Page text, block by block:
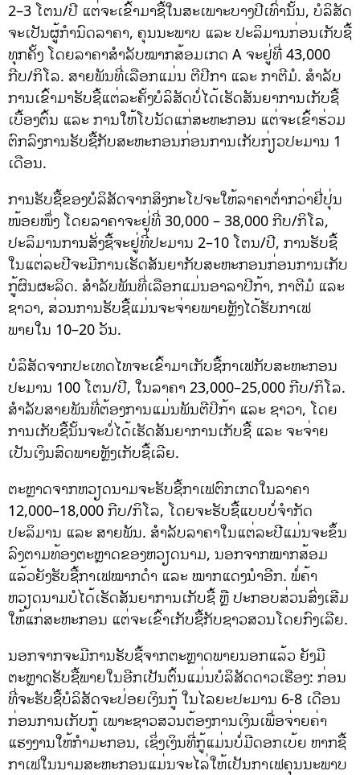
2–3 ໂຕນ/ປີ ແຕ່ຈະເຂົ້າມາຊື້ໃນສະເພາະບາງປີເທົ່ານັ້ນ, ບໍລິສັດ
ຈະເປັນຜູ້ກຳນົດລາຄາ, ຄຸນນະພາບ ແລະ ປະລິມານກ່ອນເກັບຊື້
ທຸກຄັ້ງ ໂດຍລາຄາສຳລັບໝາກສ້ອມເກດ A ຈະຢູ່ທີ່ 43,000
ກີບ/ກິໂລ. ສາຍພັນທີ່ເລືອກແມ່ນ ຕີປີກາ ແລະ ກາຕີມໍ. ສຳລັບ
ການເຂົ້າມາຮັບຊື້ແຕ່ລະຄັ້ງບໍລິສັດບໍ່ໄດ້ເຮັດສັນຍາການເກັບຊື້
ເບື້ອງຕົ້ນ ແລະ ການໃຫ້ໂບນັດແກ່ສະຫະກອນ ແຕ່ຈະເຂົ້າຮ່ວມ
ຕົກລົງການຮັບຊື້ກັບສະຫະກອນກ່ອນການເກັບກ່ຽວປະມານ 1
ເດືອນ.
ການຮັບຊື້ຂອງບໍລິສັດຈາກສິງກະໂປຈະໃຫ້ລາຄາຕ່ຳກວ່າຢີ່ປຸ່ນ
ໜ້ອຍໜຶ່ງ ໂດຍລາຄາຈະຢູ່ທີ່ 30,000 – 38,000 ກີບ/ກິໂລ,
ປະລິມານການສັ່ງຊື້ຈະຢູ່ທີ່ປະມານ 2–10 ໂຕນ/ປີ, ການຮັບຊື້
ໃນແຕ່ລະປີຈະມີການເຮັດສັນຍາກັບສະຫະກອນກ່ອນການເກັບ
ກູ້ຜົນຜະລິດ. ສຳລັບພັນທີ່ເລືອກແມ່ນອາລາປີກ້າ, ກາຕີມໍ ແລະ
ຊາວາ, ສ່ວນການຮັບຊື້ແມ່ນຈະຈ່າຍພາຍຫຼັງໄດ້ຮັບກາເຟ
ພາຍໃນ 10–20 ວັນ.
ບໍລິສັດຈາກປະເທດໄທຈະເຂົ້າມາເກັບຊື້ກາເຟກັບສະຫະກອນ
ປະມານ 100 ໂຕນ/ປີ, ໃນລາຄາ 23,000–25,000 ກີບ/ກິໂລ.
ສຳລັບສາຍພັນທີ່ຕ້ອງການແມ່ນພັນຕີປິກ້າ ແລະ ຊາວາ, ໂດຍ
ການເກັບຊື້ນັ້ນຈະບໍ່ໄດ້ເຮັດສັນຍາການເກັບຊື້ ແລະ ຈະຈ່າຍ
ເປັນເງິນສົດພາຍຫຼັງເກັບຊື້ເລີຍ.
ຕະຫຼາດຈາກຫວຽດນາມຈະຮັບຊື້ກາເຟຕົກເກດໃນລາຄາ
12,000–18,000 ກີບ/ກິໂລ, ໂດຍຈະຮັບຊື້ແບບບໍ່ຈຳກັດ
ປະລິມານ ແລະ ສາຍພັນ. ສຳລັບລາຄາໃນແຕ່ລະປີແມ່ນຈະຂຶ້ນ
ລົງຕາມທ້ອງຕະຫຼາດຂອງຫວຽດນາມ, ນອກຈາກໝາກສ້ອມ
ແລ້ວຍັງຮັບຊື້ກາເຟໝາກດຳ ແລະ ໝາກແດງນຳອີກ. ພໍ່ຄ້າ
ຫວຽດນາມບໍໄດ້ເຮັດສັນຍາການເກັບຊື້ ຫຼື ປະກອບສ່ວນສົ່ງເສີມ
ໃຫ້ແກ່ສະຫະກອນ ແຕ່ຈະເຂົ້າເກັບຊື້ກັບຊາວສວນໂດຍກົງເລີຍ.
ນອກຈາກຈະມີການຮັບຊື້ຈາກຕະຫຼາດພາຍນອກແລ້ວ ຍັງມີ
ຕະຫຼາດຮັບຊື້ພາຍໃນອີກເປັນຕົ້ນແມ່ນບໍລິສັດດາວເຮືອງ: ກ່ອນ
ທີ່ຈະຮັບຊື້ບໍລິສັດຈະປ່ອຍເງິນກູ້ ໃນໄລຍະປະມານ 6-8 ເດືອນ
ກ່ອນການເກັບກູ້ ເພາະຊາວສວນຕ້ອງການເງິນເພື່ອຈ່າຍຄ່າ
ແຮງງານໃຫ້ກຳມະກອນ, ເຊິ່ງເງິນທີ່ກູ້ແມ່ນບໍ່ມີດອກເບ້ຍ ຫາກຊື້
ກາເຟໃນນາມສະຫະກອນແມ່ນຈະໄລ່ໃຫ້ເປັນກາເຟຄຸນນະພາບ